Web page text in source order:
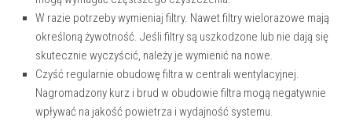
W razie potrzeby wymieniaj filtry. Nawet filtry wielorazowe mają
określoną żywotność. Jeśli filtry są uszkodzone lub nie dają się
skutecznie wyczyścić, należy je wymienić na nowe.
Czyść regularnie obudowę filtra w centrali wentylacyjnej.
Nagromadzony kurz i brud w obudowie filtra mogą negatywnie
wpływać na jakość powietrza i wydajność systemu.